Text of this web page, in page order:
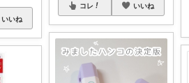
いいね
コレ いいね